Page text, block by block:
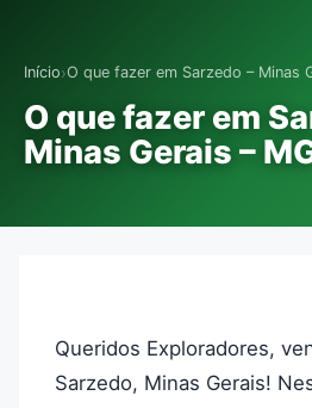
Início›O que fazer em Sarzedo – Minas
O que fazer em
Minas Gerais –
Queridos Exploradores,
Sarzedo, Minas Gerais!